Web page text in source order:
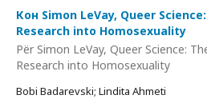
Кон Simon LeVay, Queer
Research into Homosexuality
Për Simon LeVay, Queer Science:
Research into Homosexuality
Bobi Badarevski; Lindita Ahmeti